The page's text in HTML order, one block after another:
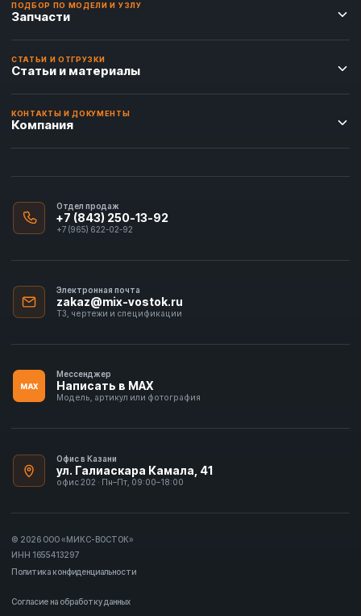
ПОДБОР ПО МОДЕЛИ И УЗЛУ
Запчасти
СТАТЬИ И ОТГРУЗКИ
Статьи и материалы
КОНТАКТЫ И ДОКУМЕНТЫ
Компания
Отдел продаж
+7 (843) 250-13-92
+7 (965) 622-02-92
Электронная почта
zakaz@mix-vostok.ru
ТЗ, чертежи и спецификации
MAX
Мессенджер
Написать в MAX
Модель, артикул или фотография
Офис в Казани
ул. Галиаскара Камала, 41
офис 202 · Пн–Пт, 09:00–18:00
© 2026 ООО «МИКС-ВОСТОК»
ИНН 1655413297
Политика конфиденциальности
Согласие на обработку данных